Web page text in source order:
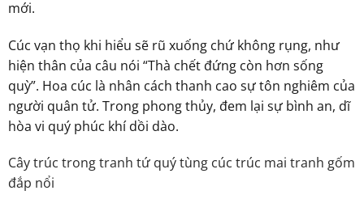
mới.
Cúc vạn thọ khi hiểu sẽ rũ xuống chứ không rụng, như
hiện thân của câu nói “Thà chết đứng còn hơn sống
quỳ”. Hoa cúc là nhân cách thanh cao sự tôn nghiêm của
người quân tử. Trong phong thủy, đem lại sự bình an, dĩ
hòa vi quý phúc khí dồi dào.
Cây trúc trong tranh tứ quý tùng cúc trúc mai tranh gốm
đắp nổi